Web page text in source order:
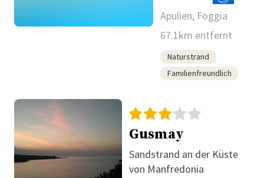
Apulien, Foggia
67.1km entfernt
Naturstrand
Familienfreundlich
Gusmay
Sandstrand an der Küste
von Manfredonia